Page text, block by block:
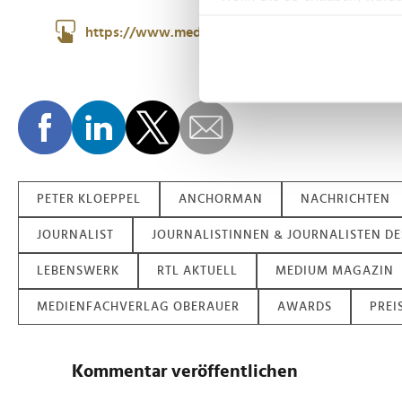
Erfahren Sie mehr darüber,
Wir verwenden Cookies, um
und die Zugriffe auf unsere
möglicherweise mit weiteren
der Dienste gesammelt
https://www.mediummagazin.de
PETER KLOEPPEL ANCHORMAN NACHRICHTEN
JOURNALIST JOURNALISTINNEN & JOURNALISTEN
LEBENSWERK RTL AKTUELL MEDIUM MAGAZIN
MEDIENFACHVERLAG OBERAUER AWARDS
Kommentar veröffentlichen